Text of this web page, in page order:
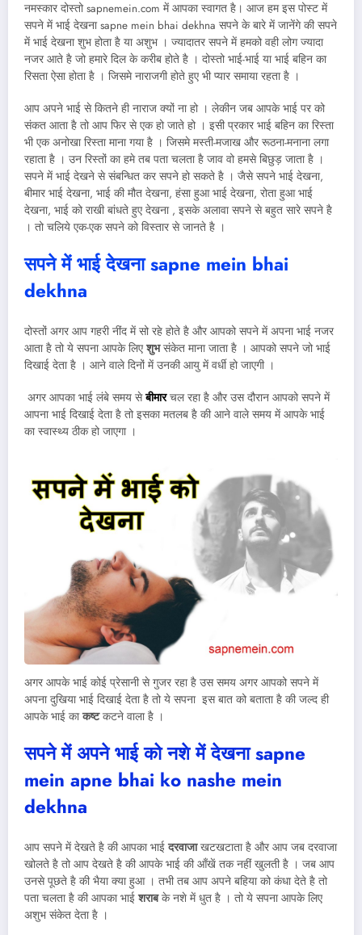
नमस्कार दोस्तो sapnemein.com में आपका स्वागत है। आज हम इस पोस्ट में
सपने में भाई देखना sapne mein bhai dekhna सपने के बारे में जानेंगे की सपने
में भाई देखना शुभ होता है या अशुभ । ज्यादातर सपने में हमको वही लोग ज्यादा
नजर आते है जो हमारे दिल के करीब होते है । दोस्तो भाई-भाई या भाई बहिन का
रिसता ऐसा होता है । जिसमे नाराजगी होते हुए भी प्यार समाया रहता है ।
आप अपने भाई से कितने ही नाराज क्यों ना हो । लेकीन जब आपके भाई पर को
संकत आता है तो आप फिर से एक हो जाते हो । इसी प्रकार भाई बहिन का रिस्ता
भी एक अनोखा रिस्ता माना गया है । जिसमे मस्ती-मजाख और रूठना-मनाना लगा
रहाता है । उन रिस्तों का हमे तब पता चलता है जाव वो हमसे बिछुड़ जाता है ।
सपने में भाई देखने से संबन्धित कर सपने हो सकते है । जैसे सपने भाई देखना,
बीमार भाई देखना, भाई की मौत देखना, हंसा हुआ भाई देखना, रोता हुआ भाई
देखना, भाई को राखी बांधते हुए देखना , इसके अलावा सपने से बहुत सारे सपने है
। तो चलिये एक-एक सपने को विस्तार से जानते है ।
सपने में भाई देखना sapne mein bhai
dekhna
दोस्तों अगर आप गहरी नींद में सो रहे होते है और आपको सपने में अपना भाई नजर
आता है तो ये सपना आपके लिएशुभसंकेत माना जाता है । आपको सपने जो भाई
दिखाई देता है । आने वाले दिनों में उनकी आयु में वर्धी हो जाएगी ।
अगर आपका भाई लंबे समय सेबीमारचल रहा है और उस दौरान आपको सपने में
आपना भाई दिखाई देता है तो इसका मतलब है की आने वाले समय में आपके भाई
का स्वास्थ्य ठीक हो जाएगा ।
अगर आपके भाई कोई प्रेसानी से गुजर रहा है उस समय अगर आपको सपने में
अपना दुखिया भाई दिखाई देता है तो ये सपना इस बात को बताता है की जल्द ही
आपके भाई काकष्टकटने वाला है ।
सपने में अपने भाई को नशे में देखनाsapne
mein apne bhai ko nashe mein
dekhna
आप सपने में देखते है की आपका भाईदरवाजाखटखटाता है और आप जब दरवाजा
खोलते है तो आप देखते है की आपके भाई की आँखें तक नहीं खुलती है । जब आप
उनसे पूछते है की भैया क्या हुआ । तभी तब आप अपने बहिया को कंधा देते है तो
पता चलता है की आपका भाईशराबके नशे में धुत है । तो ये सपना आपके लिए
अशुभ संकेत देता है ।